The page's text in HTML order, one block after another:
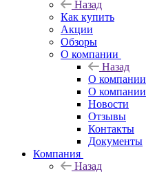
Назад
Как купить
Акции
Обзоры
О компании
Назад
О компании
О компании
Новости
Отзывы
Контакты
Документы
Компания
Назад